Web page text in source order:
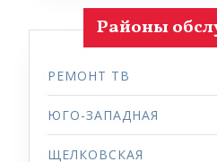
Районы
РЕМОНТ ТВ
ЮГО-ЗАПАДНАЯ
ЩЕЛКОВСКАЯ